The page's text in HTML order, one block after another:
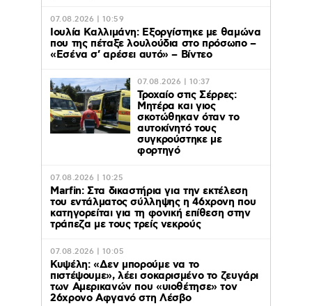
07.08.2026 | 10:59
Ιουλία Καλλιμάνη: Εξοργίστηκε με θαμώνα
που της πέταξε λουλούδια στο πρόσωπο –
«Εσένα σ’ αρέσει αυτό» – Βίντεο
07.08.2026 | 10:37
Τροχαίο στις Σέρρες:
Μητέρα και γιος
σκοτώθηκαν όταν το
αυτοκίνητό τους
συγκρούστηκε με
φορτηγό
07.08.2026 | 10:25
Marfin: Στα δικαστήρια για την εκτέλεση
του εντάλματος σύλληψης η 46χρονη που
κατηγορείται για τη φονική επίθεση στην
τράπεζα με τους τρείς νεκρούς
07.08.2026 | 10:05
Κυψέλη: «Δεν μπορούμε να το
πιστέψουμε», λέει σοκαρισμένο το ζευγάρι
των Αμερικανών που «υιοθέτησε» τον
26χρονο Αφγανό στη Λέσβο